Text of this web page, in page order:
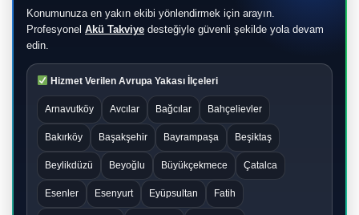
Konumunuza en yakın ekibi yönlendirmek için arayın.
Profesyonel Akü Takviye desteğiyle güvenli şekilde yola devam
edin.
Hizmet Verilen Avrupa Yakası İlçeleri
Arnavutköy Avcılar Bağcılar Bahçelievler
Bakırköy Başakşehir Bayrampaşa Beşiktaş
Beylikdüzü Beyoğlu Büyükçekmece Çatalca
Esenler Esenyurt Eyüpsultan Fatih